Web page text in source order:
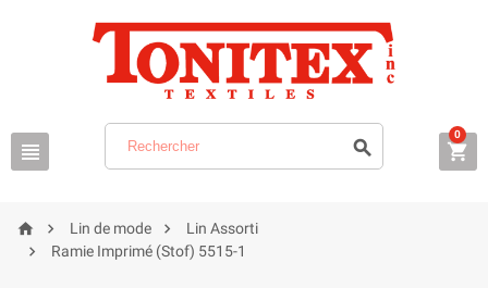
  
0
  Lin de mode  Lin Assorti
 Ramie Imprimé (Stof) 5515-1